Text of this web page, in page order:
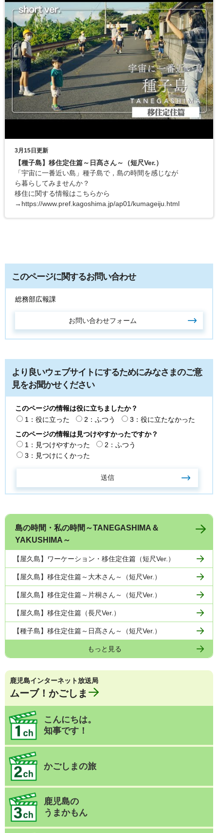
3月15日更新
【種子島】移住定住篇～日髙さん～（短尺Ver.）
「宇宙に一番近い島」種子島で，島の時間を感じなが
ら暮らしてみませんか？
移住に関する情報はこちらから
→https://www.pref.kagoshima.jp/ap01/kumageiju.html
このページに関するお問い合わせ
総務部広報課
より良いウェブサイトにするためにみなさまのご意
見をお聞かせください
このページの情報は役に立ちましたか？
1：役に立った
2：ふつう
3：役に立たなかった
このページの情報は見つけやすかったですか？
1：見つけやすかった
2：ふつう
3：見つけにくかった
島の時間・私の時間～TANEGASHIMA＆
YAKUSHIMA～
【屋久島】ワーケーション・移住定住篇（短尺Ver.）
【屋久島】移住定住篇～大木さん～（短尺Ver.）
【屋久島】移住定住篇～片桐さん～（短尺Ver.）
【屋久島】移住定住篇（長尺Ver.）
【種子島】移住定住篇～日髙さん～（短尺Ver.）
もっと見る
鹿児島インターネット放送局
ムーブ！かごしま
こんにちは。
知事です！
かごしまの旅
鹿児島の
うまかもん